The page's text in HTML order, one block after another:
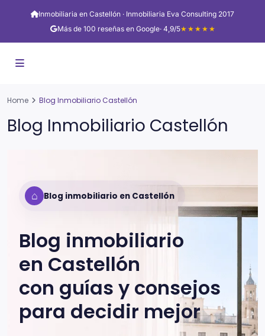
Inmobiliaria en Castellón · Inmobiliaria Eva Consulting 2017
Más de 100 reseñas en Google· 4,9/5★★★★★
Home Blog Inmobiliario Castellón
Blog Inmobiliario Castellón
⌂ Blog inmobiliario en Castellón
Blog inmobiliario
en Castellón
con guías y consejos
para decidir mejor